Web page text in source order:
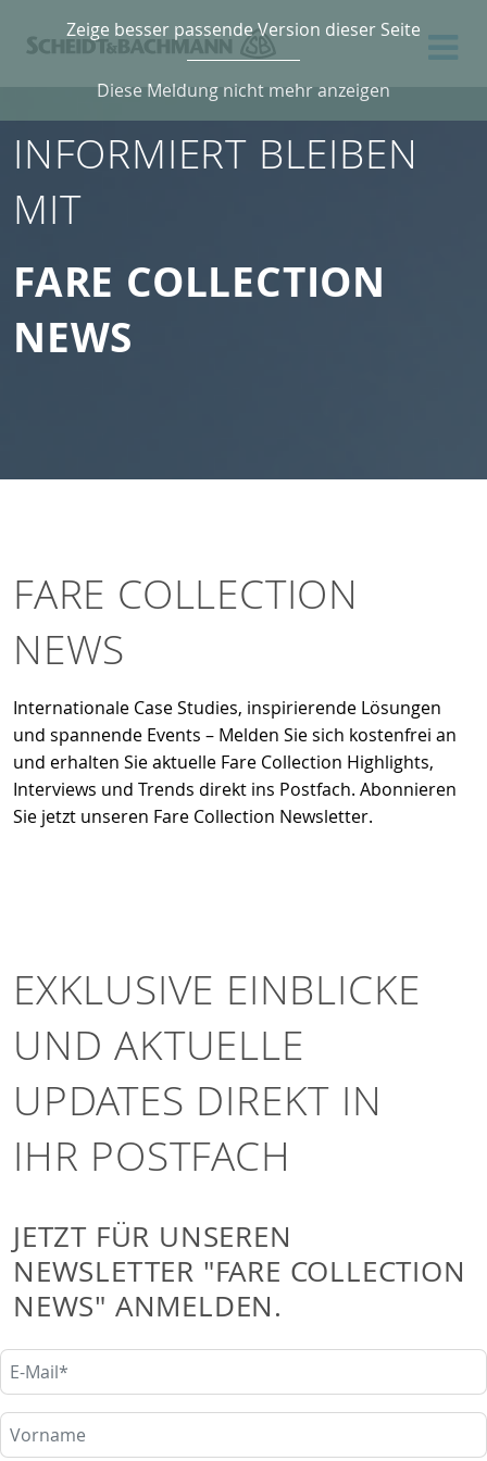
Zeige besser passende Version dieser Seite
Diese Meldung nicht mehr anzeigen
INFORMIERT BLEIBEN
MIT
FARE COLLECTION
NEWS
FARE COLLECTION
NEWS
Internationale Case Studies, inspirierende Lösungen
und spannende Events – Melden Sie sich kostenfrei an
und erhalten Sie aktuelle Fare Collection Highlights,
Interviews und Trends direkt ins Postfach. Abonnieren
Sie jetzt unseren Fare Collection Newsletter.
EXKLUSIVE EINBLICKE
UND AKTUELLE
UPDATES DIREKT IN
IHR POSTFACH
JETZT FÜR UNSEREN
NEWSLETTER "FARE COLLECTION
NEWS" ANMELDEN.